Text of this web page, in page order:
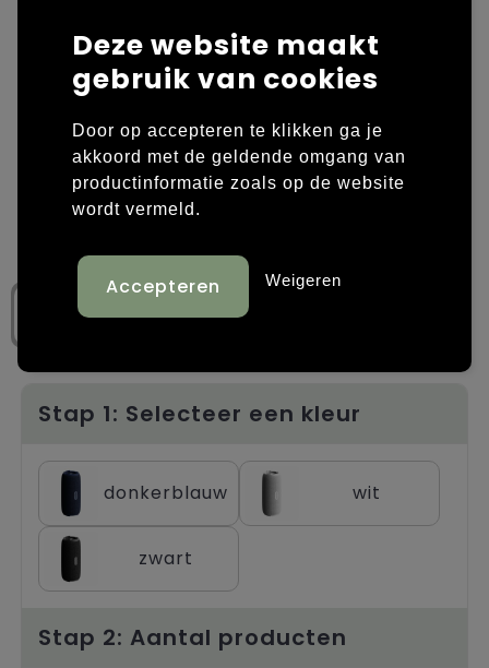
Laptop hoezen en tassen
Overige tassen
Papieren tassen
Promotietassen
Rugzakken
Trolleys
Overige kleding
Polo's
Sweaters bedrukken
T-shirts bedrukken
Schoenen bedrukken
Stap 1: Selecteer een kleur
donkerblauw wit
zwart
Stap 2: Aantal producten
Deze website maakt
gebruik van cookies
Door op accepteren te klikken ga je
akkoord met de geldende omgang van
productinformatie zoals op de website
wordt vermeld.
Weigeren